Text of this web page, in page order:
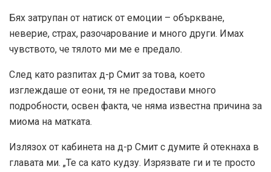
Бях затрупан от натиск от емоции – объркване,
неверие, страх, разочарование и много други. Имах
чувството, че тялото ми ме е предало.
След като разпитах д-р Смит за това, което
изглеждаше от еони, тя не предостави много
подробности, освен факта, че няма известна причина за
миома на матката.
Излязох от кабинета на д-р Смит с думите й отекнаха в
главата ми. „Те са като кудзу. Изрязвате ги и те просто